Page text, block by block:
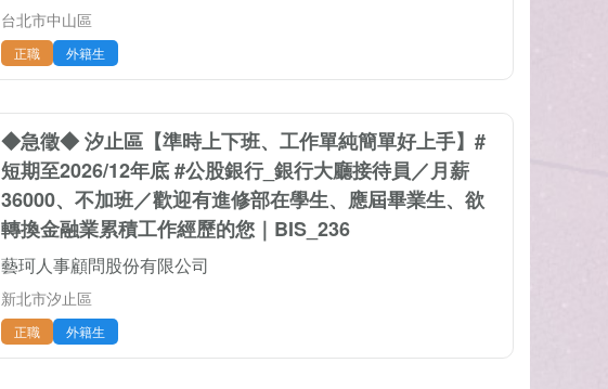
台北市中山區
正職 外籍生
◆急徵◆ 汐止區【準時上下班、工作單純簡單好上手】#
短期至2026/12年底 #公股銀行_銀行大廳接待員／月薪
36000、不加班／歡迎有進修部在學生、應屆畢業生、欲
轉換金融業累積工作經歷的您｜BIS_236
藝珂人事顧問股份有限公司
新北市汐止區
正職 外籍生